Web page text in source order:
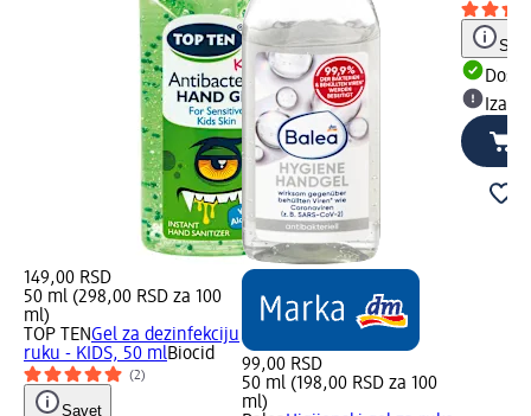
149,00 RSD
50 ml (298,00 RSD za 100
ml)
TOP TENGel za dezinfekciju
ruku - KIDS, 50 mlBiocid
(2)
Savet
99,00 RSD
50 ml (198,00 RSD za 100
ml)